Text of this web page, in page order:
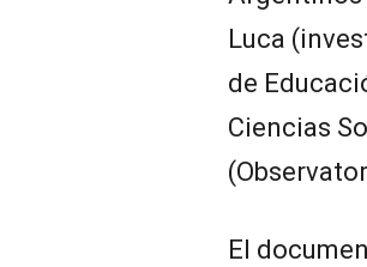
Luca
de
Ciencias
El